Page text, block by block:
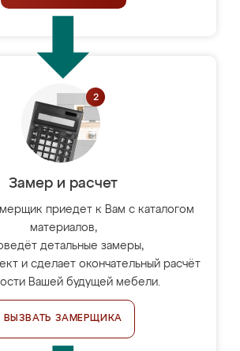
Замер и расчет
приедет к Вам с каталогом
материалов,
детальные замеры,
и сделает окончательный расчёт
Вашей будущей мебели.
ВЫЗВАТЬ ЗАМЕРЩИКА